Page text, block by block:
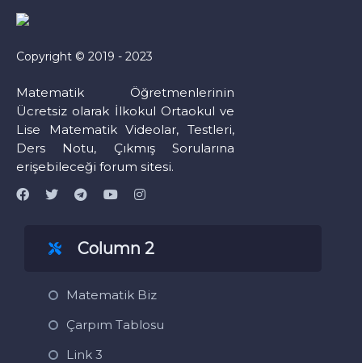
Copyright © 2019 - 2023
Matematik Öğretmenlerinin
Ücretsiz olarak İlkokul Ortaokul ve
Lise Matematik Videolar, Testleri,
Ders Notu, Çıkmış Sorularına
erişebileceği forum sitesi.
Column 2
Matematik Biz
Çarpım Tablosu
Link 3